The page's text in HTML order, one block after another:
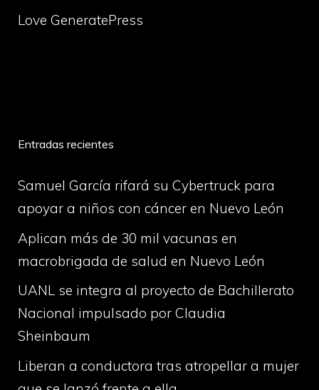
Love GeneratePress
Entradas recientes
Samuel García rifará su Cybertruck para
apoyar a niños con cáncer en Nuevo León
Aplican más de 30 mil vacunas en
macrobrigada de salud en Nuevo León
UANL se integra al proyecto de Bachillerato
Nacional impulsado por Claudia
Sheinbaum
Liberan a conductora tras atropellar a mujer